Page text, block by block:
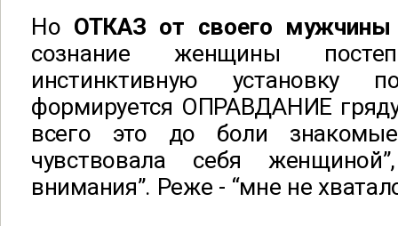
Но ОТКАЗ от своего
сознание женщины
инстинктивную установку
формируется ОПРАВДАНИЕ
всего это до боли
чувствовала себя
внимания”. Реже - “мне не